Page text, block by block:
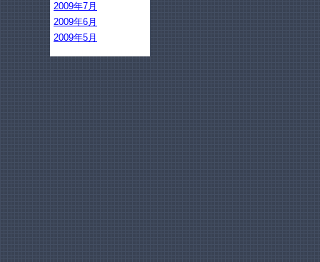
2009年7月
2009年6月
2009年5月